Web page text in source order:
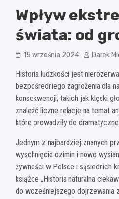
Wpływ
świata: od
15 września 2024 Darek
Historia ludzkości jest
bezpośredniego zagrożenia dla
konsekwencji, takich jak klęski
znaleźć liczne relacje na temat
które prowadziły do
Jednym z najbardziej znanych
wyschnięcie ozimin i nowo
żywności w Polsce i sąsiednich
książce „Historia naturalna
do wcześniejszego dojrzewania